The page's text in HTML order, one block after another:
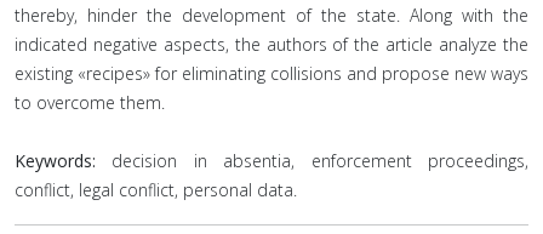
thereby, hinder the development of the state. Along with the
indicated negative aspects, the authors of the article analyze the
existing «recipes» for eliminating collisions and propose new ways
to overcome them.
Keywords: decision in absentia, enforcement proceedings,
conflict, legal conflict, personal data.